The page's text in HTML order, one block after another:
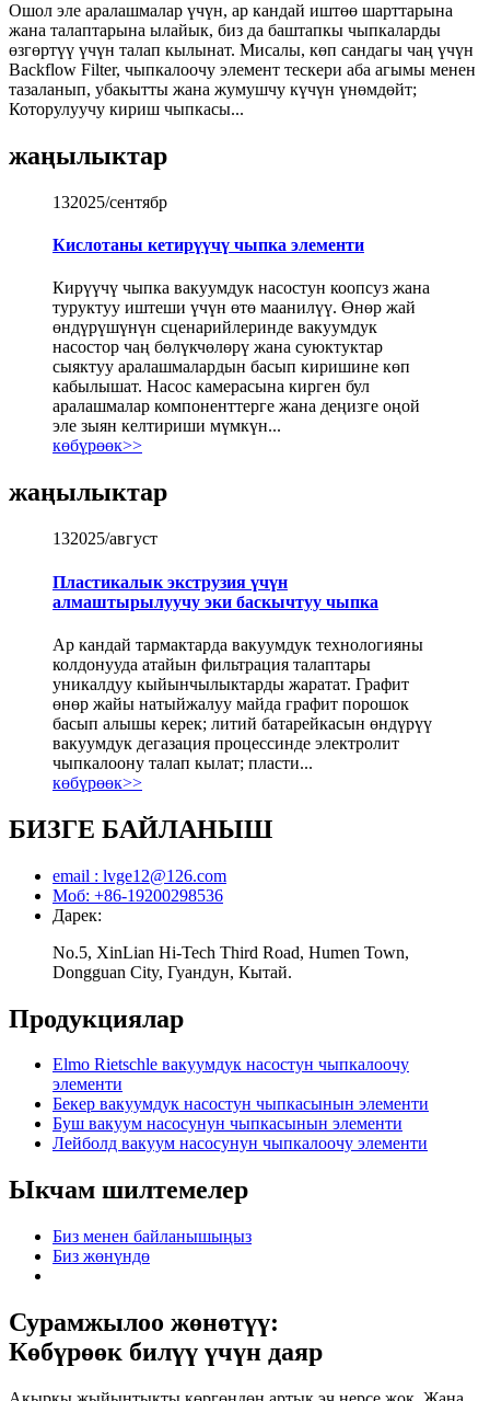
Ошол эле аралашмалар үчүн, ар кандай иштөө шарттарына
жана талаптарына ылайык, биз да баштапкы чыпкаларды
өзгөртүү үчүн талап кылынат. Мисалы, көп сандагы чаң үчүн
Backflow Filter, чыпкалоочу элемент тескери аба агымы менен
тазаланып, убакытты жана жумушчу күчүн үнөмдөйт;
Которулуучу кириш чыпкасы...
жаңылыктар
132025/сентябр
Кислотаны кетирүүчү чыпка элементи
Кирүүчү чыпка вакуумдук насостун коопсуз жана
туруктуу иштеши үчүн өтө маанилүү. Өнөр жай
өндүрүшүнүн сценарийлеринде вакуумдук
насостор чаң бөлүкчөлөрү жана суюктуктар
сыяктуу аралашмалардын басып киришине көп
кабылышат. Насос камерасына кирген бул
аралашмалар компоненттерге жана деңизге оңой
эле зыян келтириши мүмкүн...
көбүрөөк>>
жаңылыктар
132025/август
Пластикалык экструзия үчүн
алмаштырылуучу эки баскычтуу чыпка
Ар кандай тармактарда вакуумдук технологияны
колдонууда атайын фильтрация талаптары
уникалдуу кыйынчылыктарды жаратат. Графит
өнөр жайы натыйжалуу майда графит порошок
басып алышы керек; литий батарейкасын өндүрүү
вакуумдук дегазация процессинде электролит
чыпкалоону талап кылат; пласти...
көбүрөөк>>
БИЗГЕ БАЙЛАНЫШ
email : lvge12@126.com
Моб: +86-19200298536
Дарек:
No.5, XinLian Hi-Tech Third Road, Humen Town,
Dongguan City, Гуандун, Кытай.
Продукциялар
Elmo Rietschle вакуумдук насостун чыпкалоочу
элементи
Бекер вакуумдук насостун чыпкасынын элементи
Буш вакуум насосунун чыпкасынын элементи
Лейболд вакуум насосунун чыпкалоочу элементи
Ыкчам шилтемелер
Биз менен байланышыңыз
Биз жөнүндө
Сурамжылоо жөнөтүү:
Көбүрөөк билүү үчүн даяр